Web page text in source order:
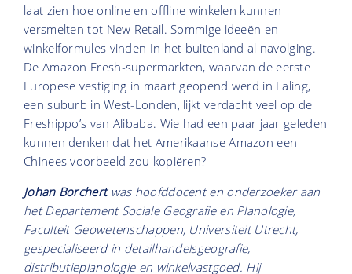
laat zien hoe online en offline winkelen kunnen
versmelten tot New Retail. Sommige ideeën en
winkelformules vinden In het buitenland al navolging.
De Amazon Fresh-supermarkten, waarvan de eerste
Europese vestiging in maart geopend werd in Ealing,
een suburb in West-Londen, lijkt verdacht veel op de
Freshippo’s van Alibaba. Wie had een paar jaar geleden
kunnen denken dat het Amerikaanse Amazon een
Chinees voorbeeld zou kopiëren?
Johan Borchertwas hoofddocent en onderzoeker aan
het Departement Sociale Geografie en Planologie,
Faculteit Geowetenschappen, Universiteit Utrecht,
gespecialiseerd in detailhandelsgeografie,
distributieplanologie en winkelvastgoed. Hij